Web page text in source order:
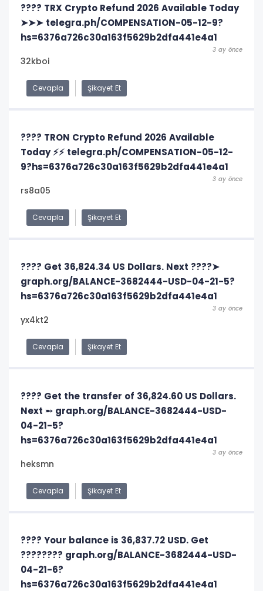
???? TRX Crypto Refund 2026 Available Today
➤➤➤ telegra.ph/COMPENSATION-05-12-9?
hs=6376a726c30a163f5629b2dfa441e4a1
3 ay önce
32kboi
Cevapla Şikayet Et
???? TRON Crypto Refund 2026 Available
Today ⚡⚡ telegra.ph/COMPENSATION-05-12-
9?hs=6376a726c30a163f5629b2dfa441e4a1
3 ay önce
rs8a05
Cevapla Şikayet Et
???? Get 36,824.34 US Dollars. Next ????➤
graph.org/BALANCE-3682444-USD-04-21-5?
hs=6376a726c30a163f5629b2dfa441e4a1
3 ay önce
yx4kt2
Cevapla Şikayet Et
???? Get the transfer of 36,824.60 US Dollars.
Next ➵ graph.org/BALANCE-3682444-USD-
04-21-5?
hs=6376a726c30a163f5629b2dfa441e4a1
3 ay önce
heksmn
Cevapla Şikayet Et
???? Your balance is 36,837.72 USD. Get
???????? graph.org/BALANCE-3682444-USD-
04-21-6?
hs=6376a726c30a163f5629b2dfa441e4a1